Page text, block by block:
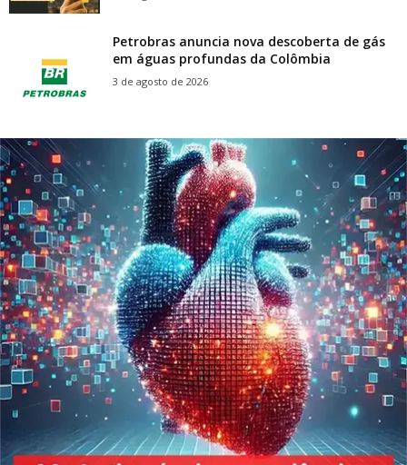
Petrobras anuncia nova descoberta de gás
em águas profundas da Colômbia
3 de agosto de 2026